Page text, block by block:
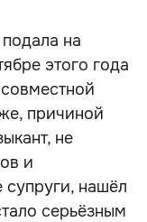
на
этого года
причиной
не
и
супруги, нашёл
серьёзным